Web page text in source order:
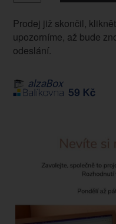
Prodej již skončil,
upozorníme, až bude
odeslání.